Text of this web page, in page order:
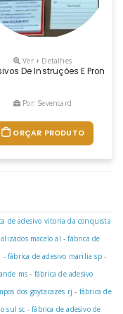
Vinil Especial, Que Pode
Ver + Detalhes
De Instruções E
Por: Sevencard
ORÇAR PRODUTO
de adesivo vitoria da conquista
maceio al -fábrica de
-fábrica de adesivo marilia sp-
ms - fábrica de adesivo
dos goytacazes rj - fábrica de
sul sc -fábrica de adesivo de